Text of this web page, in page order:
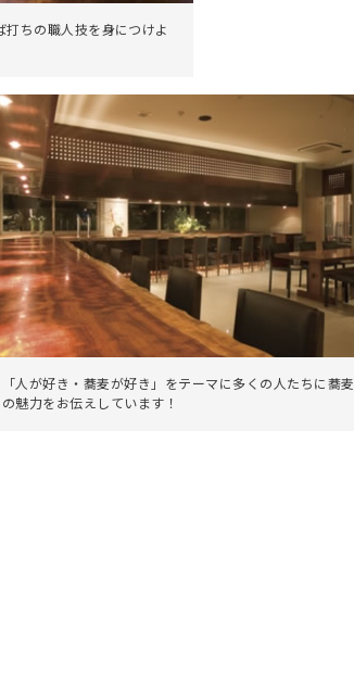
ちの職人技を身につけよ
「人が好き・蕎麦が好き」をテーマに多くの人たちに蕎麦
の魅力をお伝えしています！